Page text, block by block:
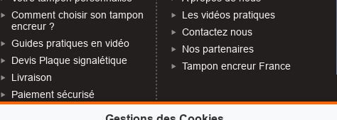
Comment choisir son tampon
encreur ?
Guides pratiques en vidéo
Devis Plaque signalétique
Livraison
Paiement sécurisé
Les vidéos pratiques
Contactez nous
Nos partenaires
Tampon encreur France